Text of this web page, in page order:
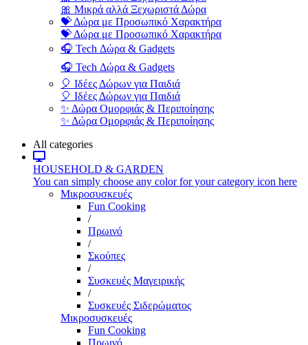
🎀 Μικρά αλλά Ξεχωριστά Δώρα
💝 Δώρα με Προσωπικό Χαρακτήρα
💝 Δώρα με Προσωπικό Χαρακτήρα
🎧 Tech Δώρα & Gadgets
🎧 Tech Δώρα & Gadgets
🎈 Ιδέες Δώρων για Παιδιά
🎈 Ιδέες Δώρων για Παιδιά
✨ Δώρα Ομορφιάς & Περιποίησης
✨ Δώρα Ομορφιάς & Περιποίησης
All categories
HOUSEHOLD & GARDEN
You can simply choose any color for your category icon here
Μικροσυσκευές
Fun Cooking
/
Πρωινό
/
Σκούπες
/
Συσκευές Μαγειρικής
/
Συσκευές Σιδερώματος
Μικροσυσκευές
Fun Cooking
Πρωινό